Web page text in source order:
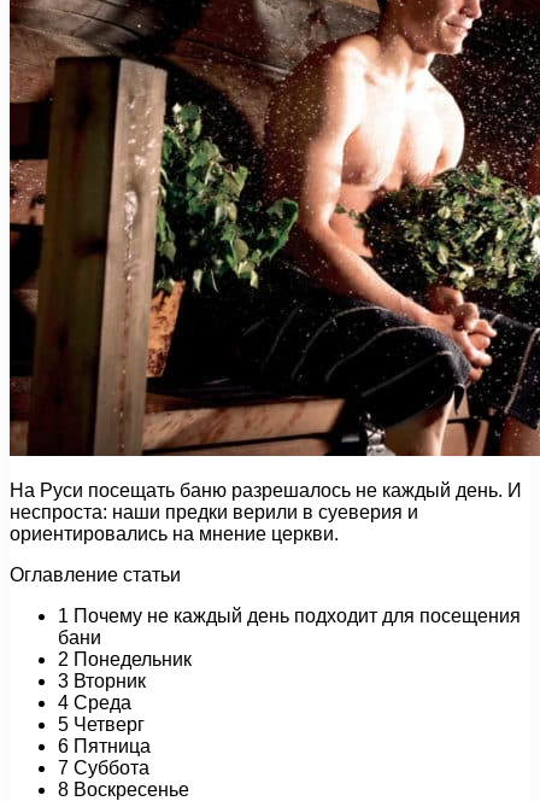
На Руси посещать баню разрешалось не каждый день. И
неспроста: наши предки верили в суеверия и
ориентировались на мнение церкви.
Оглавление статьи
1 Почему не каждый день подходит для посещения
бани
2 Понедельник
3 Вторник
4 Среда
5 Четверг
6 Пятница
7 Суббота
8 Воскресенье